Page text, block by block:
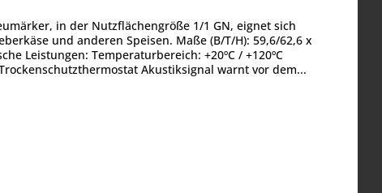
in der Nutzflächengröße 1/1 GN, eignet sich
und anderen Speisen. Maße (B/T/H): 59,6/62,6 x
Leistungen: Temperaturbereich: +20ºC / +120ºC
Akustiksignal warnt vor dem...